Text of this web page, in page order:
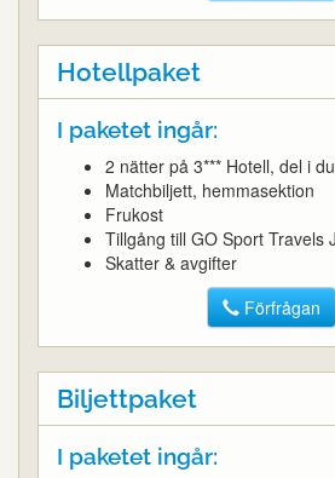
Hotellpaket
I paketet ingår:
2 nätter på 3*** Hotell, del i
Matchbiljett, hemmasektion
Frukost
Tillgång till GO Sport Travels
Skatter & avgifter
Förfrågan
Biljettpaket
I paketet ingår: